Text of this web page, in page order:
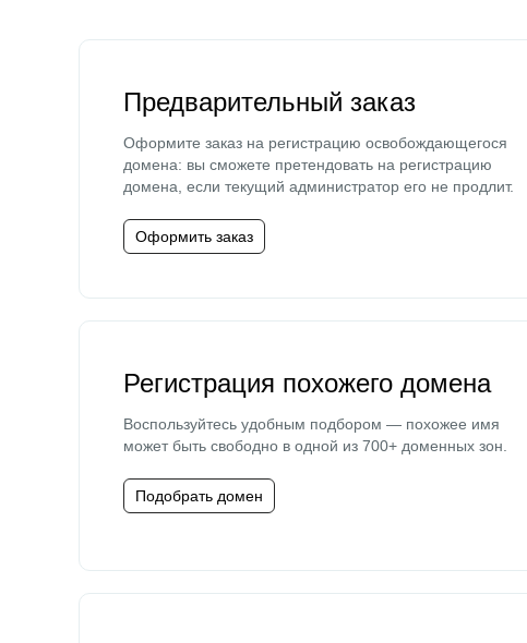
Предварительный заказ
Оформите заказ на регистрацию освобождающегося
домена: вы сможете претендовать на регистрацию
домена, если текущий администратор его не продлит.
Оформить заказ
Регистрация похожего домена
Воспользуйтесь удобным подбором — похожее имя
может быть свободно в одной из 700+ доменных зон.
Подобрать домен